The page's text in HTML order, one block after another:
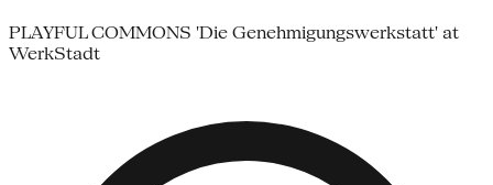
PLAYFUL COMMONS 'Die Genehmigungswerkstatt' at
WerkStadt